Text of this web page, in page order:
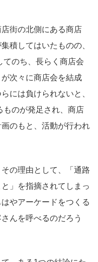
街の北側にある商店
積してはいたものの、
てのち、長らく商店会
次々に商店会を結成
には負けられないと、
ものが発足され、商店
のもと、活動が行われ
の理由として、「通路
」を指摘されてしまっ
やアーケードをつくる
んを呼べるのだろう